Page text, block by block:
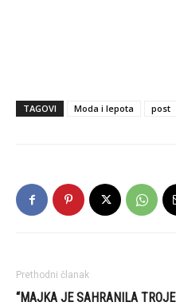
TAGOVI Moda i lepota post
Prethodni članak
“MAJKA JE SAHRANILA TROJE